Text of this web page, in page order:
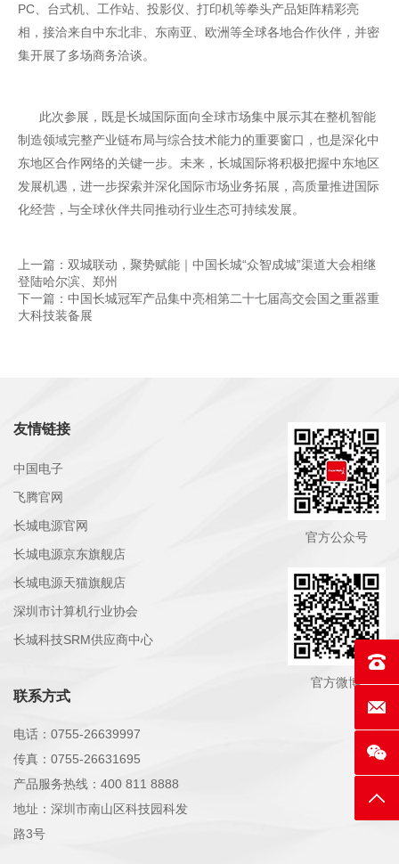
PC 、台式机、工作站、投影仪、打印机等拳头产品矩阵精彩亮
相，接洽来自中东北非、东南亚、欧洲等全球各地合作伙伴，并密
集开展了多场商务洽谈。
此次参展，既是长城国际面向全球市场集中展示其在整机智能
制造领域完整产业链布局与综合技术能力的重要窗口，也是深化中
东地区合作网络的关键一步。未来，长城国际将积极把握中东地区
发展机遇，进一步探索并深化国际市场业务拓展，高质量推进国际
化经营，与全球伙伴共同推动行业生态可持续发展。
上一篇：双城联动，聚势赋能｜中国长城“众智成城”渠道大会相继
登陆哈尔滨、郑州
下一篇：中国长城冠军产品集中亮相第二十七届高交会国之重器重
大科技装备展
友情链接
中国电子
飞腾官网
长城电源官网
长城电源京东旗舰店
长城电源天猫旗舰店
深圳市计算机行业协会
长城科技SRM供应商中心
联系方式
电话：0755-26639997
传真：0755-26631695
产品服务热线：400 811 8888
地址：深圳市南山区科技园科发
路3号
官方公众号
官方微博
联系
E-
返回